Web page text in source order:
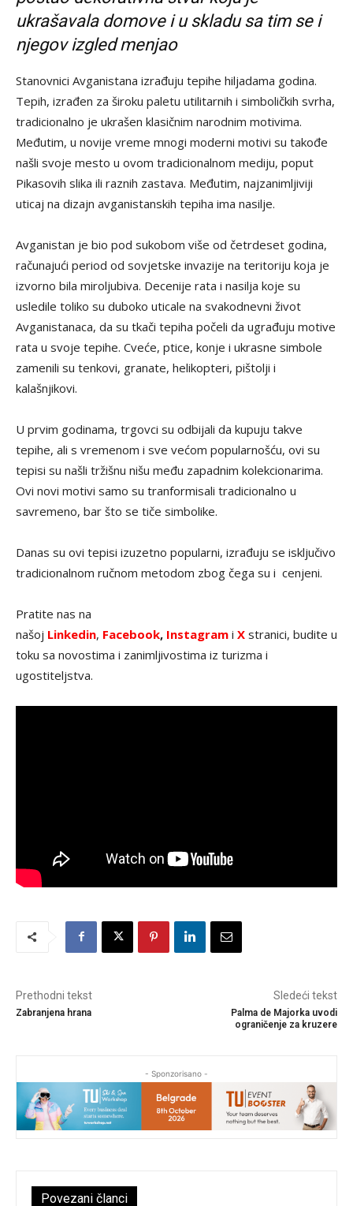
ukrašavala domove i u skladu sa tim se i
njegov izgled menjao
Stanovnici Avganistana izrađuju tepihe hiljadama godina.
Tepih, izrađen za široku paletu utilitarnih i simboličkih svrha,
tradicionalno je ukrašen klasičnim narodnim motivima.
Međutim, u novije vreme mnogi moderni motivi su takođe
našli svoje mesto u ovom tradicionalnom mediju, poput
Pikasovih slika ili raznih zastava. Međutim, najzanimljiviji
uticaj na dizajn avganistanskih tepiha ima nasilje.
Avganistan je bio pod sukobom više od četrdeset godina,
računajući period od sovjetske invazije na teritoriju koja je
izvorno bila miroljubiva. Decenije rata i nasilja koje su
usledile toliko su duboko uticale na svakodnevni život
Avganistanaca, da su tkači tepiha počeli da ugrađuju ​​motive
rata u svoje tepihe. Cveće, ptice, konje i ukrasne simbole
zamenili su tenkovi, granate, helikopteri, pištolji i
kalašnjikovi.
U prvim godinama, trgovci su odbijali da kupuju takve
tepihe, ali s vremenom i sve većom popularnošću, ovi su
tepisi su našli tržišnu nišu među zapadnim kolekcionarima.
Ovi novi motivi samo su tranformisali tradicionalno u
savremeno, bar što se tiče simbolike.
Danas su ovi tepisi izuzetno popularni, izrađuju se isključivo
tradicionalnom ručnom metodom zbog čega su i cenjeni.
Pratite nas na
našoj Linkedin, Facebook, Instagram i X stranici, budite u
toku sa novostima i zanimljivostima iz turizma i
ugostiteljstva.
Prethodni tekst
Zabranjena hrana
Sledeći tekst
Palma de Majorka uvodi
ograničenje za kruzere
- Sponzorisano -
Povezani članci